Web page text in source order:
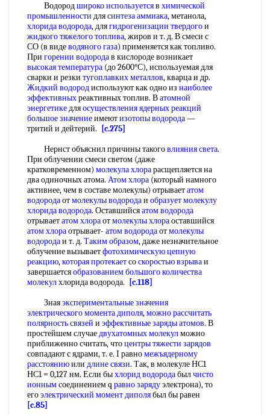
Водородшироко используетсяв химической
промышленности длясинтеза аммиака, метанола,
хлорида водорода, длягидрогенизации твердогои
жидкого тяжелого топлива, жиров и т. д. В смеси с
СО (в видеводяного газа) применяется как топливо.
При горении водородав кислороде возникает
высокая температура (до 2600°С), используемая для
сварки и резки тугоплавких металлов, кварца и др.
Жидкий водородиспользуют как одно из наиболее
эффективныхреактивных топлив. Ватомной
энергетикедляосуществления ядерных реакций
большое значениеимеютизотопы водорода—
тритий и дейтерий.
[c.275]
Нернст объяснил причины такоговлияния света.
При облучении смеси светом (даже
кратковременном) молекула хлорарасщепляется на
два одиночных атома. Атом хлора (который намного
активнее, чем в составе молекулы) отрываетатом
водородаотмолекулы водородаи образует молекулу
хлорида водорода. Оставшийсяатом водорода
отрываетатом хлораотмолекулы хлораоставшийся
атом хлораотрывает- атом водородаотмолекулы
водородаи т. д. Таким образом, даже незначительное
облучение вызываетфотохимическую цепную
реакцию,которая протекаетсоскоростью взрываи
завершаетсяобразованием большогоколичества
молекулхлорида водорода.
[c.118]
Знаяэкспериментальные значения
электрического момента диполя,можно рассчитать
полярность связей и эффективные заряды атомов. В
простейшем случаедвухатомных молекулможно
приближенно считать, чтоцентры тяжести зарядов
совпадают с ядрами, т. е. I равномежъядерному
расстояниюили длине связи. Так, в молекуле НС1
НС1 = 0,127 нм. Если быхлорид водородабылчисто
ионнымсоединением q равно зарядуэлектрона), то
егоэлектрический момент диполябыл бы равен
[c.85]